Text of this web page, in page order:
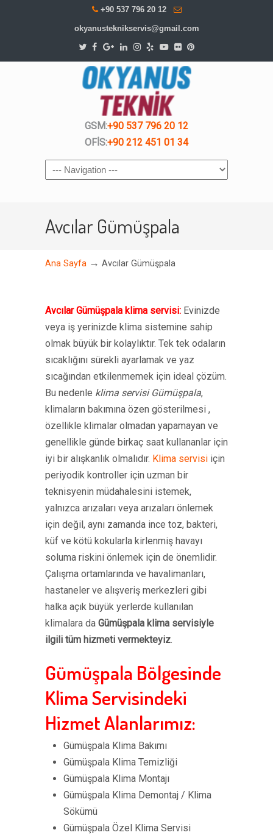
+90 537 796 20 12
okyanusteknikservis@gmail.com
GSM:+90 537 796 20 12
OFİS:+90 212 451 01 34
Navigation
Avcılar Gümüşpala
Ana Sayfa → Avcılar Gümüşpala
Avcılar Gümüşpala klima servisi: Evinizde
veya iş yerinizde klima sistemine sahip
olmak büyük bir kolaylıktır. Tek tek odaların
sıcaklığını sürekli ayarlamak ve yaz
sıcağından etkilenmemek için ideal çözüm.
Bu nedenle klima servisi Gümüşpala,
klimaların bakımına özen gösterilmesi ,
özellikle klimalar olmadan yapamayan ve
genellikle günde birkaç saat kullananlar için
iyi bir alışkanlık olmalıdır. Klima servisi için
periyodik kontroller için uzman bir
teknisyenin müdahalesini istemek,
yalnızca arızaları veya arızaları önlemek
için değil, aynı zamanda ince toz, bakteri,
küf ve kötü kokularla kirlenmiş havayı
soluma riskini önlemek için de önemlidir.
Çalışma ortamlarında ve havalimanları,
hastaneler ve alışveriş merkezleri gibi
halka açık büyük yerlerde kullanılan
klimalara da Gümüşpala klima servisiyle
ilgili tüm hizmeti vermekteyiz.
Gümüşpala Bölgesinde
Klima Servisindeki
Hizmet Alanlarımız:
Gümüşpala Klima Bakımı
Gümüşpala Klima Temizliği
Gümüşpala Klima Montajı
Gümüşpala Klima Demontaj / Klima
Sökümü
Gümüşpala Özel Klima Servisi